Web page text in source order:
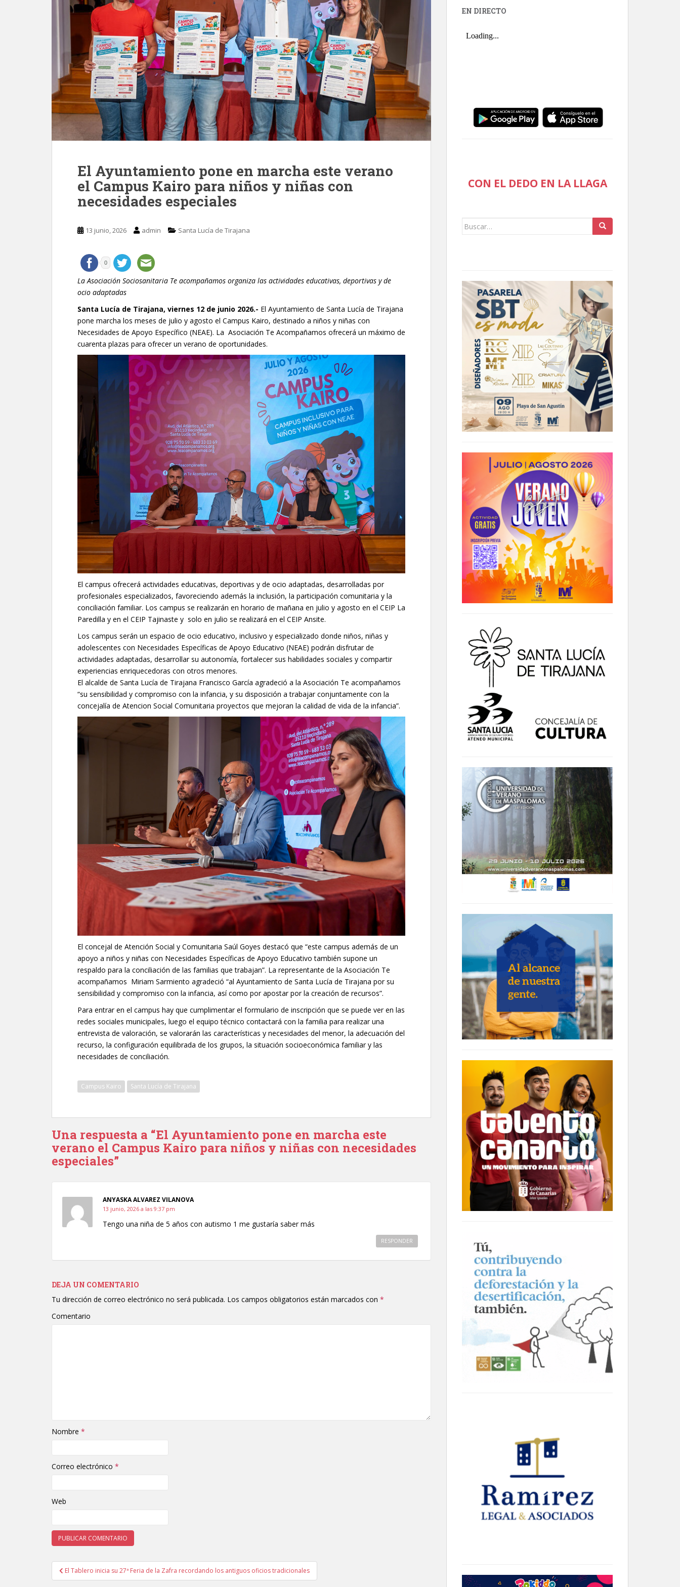
El Ayuntamiento pone en marcha este verano
el Campus Kairo para niños y niñas con
necesidades especiales
13 junio, 2026 admin Santa Lucía de Tirajana
0
La Asociación Sociosanitaria Te acompañamos organiza las actividades educativas, deportivas y de
ocio adaptadas
Santa Lucía de Tirajana, viernes 12 de junio 2026.- El Ayuntamiento de Santa Lucía de Tirajana
pone marcha los meses de julio y agosto el Campus Kairo, destinado a niños y niñas con
Necesidades de Apoyo Específico (NEAE). La Asociación Te Acompañamos ofrecerá un máximo de
cuarenta plazas para ofrecer un verano de oportunidades.
El campus ofrecerá actividades educativas, deportivas y de ocio adaptadas, desarrolladas por
profesionales especializados, favoreciendo además la inclusión, la participación comunitaria y la
conciliación familiar. Los campus se realizarán en horario de mañana en julio y agosto en el CEIP La
Paredilla y en el CEIP Tajinaste y solo en julio se realizará en el CEIP Ansite.
Los campus serán un espacio de ocio educativo, inclusivo y especializado donde niños, niñas y
adolescentes con Necesidades Específicas de Apoyo Educativo (NEAE) podrán disfrutar de
actividades adaptadas, desarrollar su autonomía, fortalecer sus habilidades sociales y compartir
experiencias enriquecedoras con otros menores.
El alcalde de Santa Lucía de Tirajana Francisco García agradeció a la Asociación Te acompañamos
“su sensibilidad y compromiso con la infancia, y su disposición a trabajar conjuntamente con la
concejalía de Atencion Social Comunitaria proyectos que mejoran la calidad de vida de la infancia”.
El concejal de Atención Social y Comunitaria Saúl Goyes destacó que “este campus además de un
apoyo a niños y niñas con Necesidades Específicas de Apoyo Educativo también supone un
respaldo para la conciliación de las familias que trabajan”. La representante de la Asociación Te
acompañamos Miriam Sarmiento agradeció “al Ayuntamiento de Santa Lucía de Tirajana por su
sensibilidad y compromiso con la infancia, así como por apostar por la creación de recursos”.
Para entrar en el campus hay que cumplimentar el formulario de inscripción que se puede ver en las
redes sociales municipales, luego el equipo técnico contactará con la familia para realizar una
entrevista de valoración, se valorarán las características y necesidades del menor, la adecuación del
recurso, la configuración equilibrada de los grupos, la situación socioeconómica familiar y las
necesidades de conciliación.
Campus Kairo Santa Lucía de Tirajana
Una respuesta a “El Ayuntamiento pone en marcha este
verano el Campus Kairo para niños y niñas con necesidades
especiales”
ANYASKA ALVAREZ VILANOVA
13 junio, 2026 a las 9:37 pm
Tengo una niña de 5 años con autismo 1 me gustaría saber más
RESPONDER
DEJA UN COMENTARIO
Tu dirección de correo electrónico no será publicada. Los campos obligatorios están marcados con *
Comentario
Nombre *
Correo electrónico *
Web
Navegación de entradas
El Tablero inicia su 27ª Feria de la Zafra recordando los antiguos oficios tradicionales
EN DIRECTO
CON EL DEDO EN LA LLAGA
Buscar: